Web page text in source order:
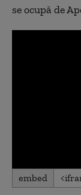
se ocupă de
0
seconds
embed